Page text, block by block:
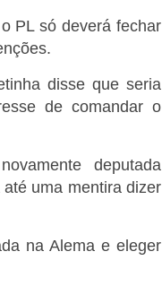
PL só deverá fechar
disse que seria
de comandar o
deputada
uma mentira dizer
na Alema e eleger